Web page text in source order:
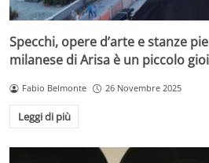
Specchi, opere d’arte e stanze
milanese di Arisa è un piccolo
Fabio Belmonte 26 Novembre 2025
Leggi di più